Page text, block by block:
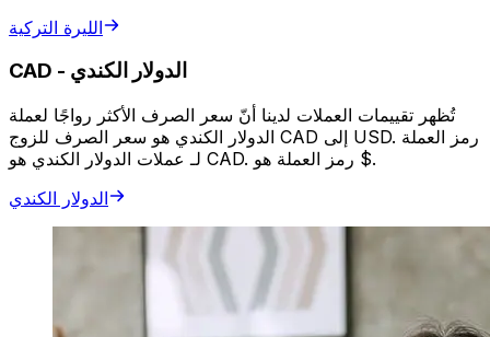
الليرة التركية
CAD - الدولار الكندي
تُظهر تقييمات العملات لدينا أنّ سعر الصرف الأكثر رواجًا لعملة
الدولار الكندي هو سعر الصرف للزوج CAD إلى USD. رمز العملة
لـ عملات الدولار الكندي هو CAD. رمز العملة هو $.
الدولار الكندي